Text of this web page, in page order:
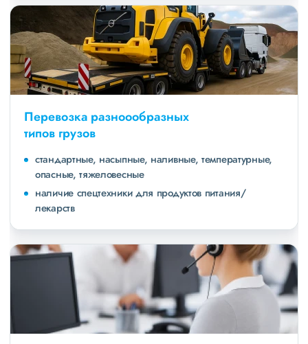
Перевозка разноообразных
типов грузов
стандартные, насыпные, наливные, температурные,
опасные, тяжеловесные
наличие спецтехники для продуктов питания/
лекарств